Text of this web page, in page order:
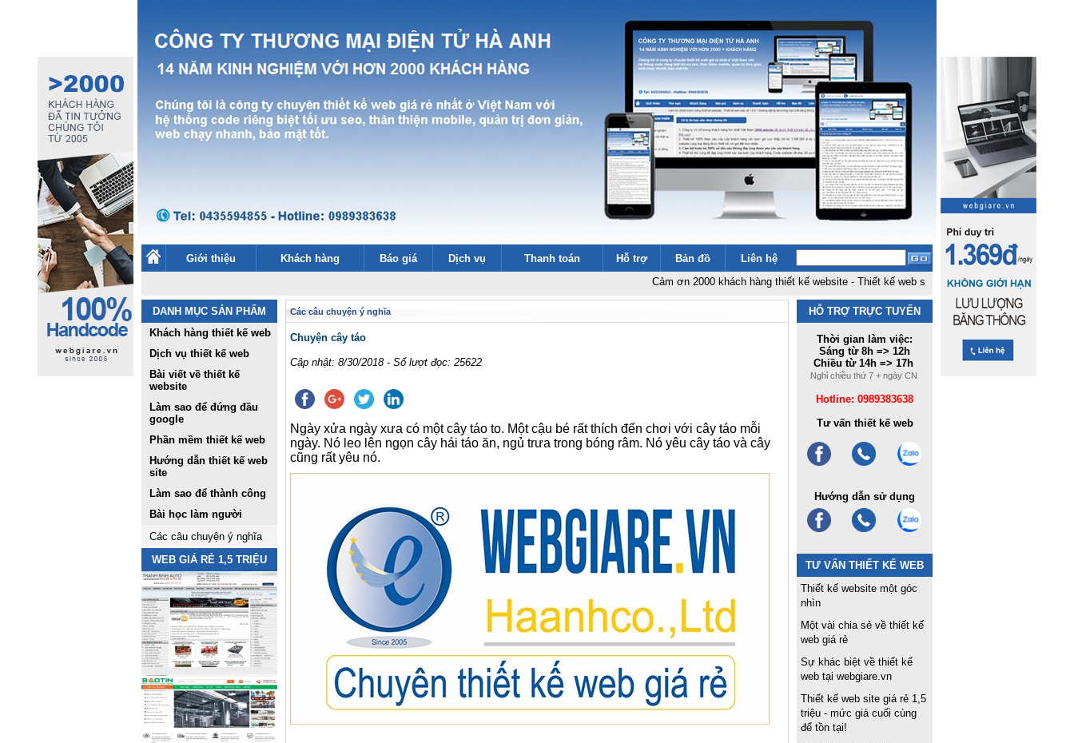
Giới thiệu Khách hàng Báo giá Dịch vụ Thanh toán Hỗ trợ Bản đồ
Liên hệ
Cảm ơn 2000 khách hàng thiết kế website-Thiết kế web siêu rẻ 1,5 tr Hosting đặt tại fpt không
DANH MỤC SẢN PHẨM
Khách hàng thiết kế web
Dịch vụ thiết kế web
Bài viết về thiết kế
website
Làm sao để đứng đầu
google
Phần mềm thiết kế web
Hướng dẫn thiết kế web
site
Làm sao để thành công
Bài học làm người
Các câu chuyện ý nghĩa
WEB GIÁ RẺ 1,5 TRIỆU
Các câu chuyện ý nghĩa
Chuyện cây táo
Cập nhật: 8/30/2018 - Số lượt đọc: 25622
Ngày xửa ngày xưa có một cây táo to. Một cậu bé rất thích đến chơi với cây táo mỗi
ngày. Nó leo lên ngọn cây hái táo ăn, ngủ trưa trong bóng râm. Nó yêu cây táo và cây
cũng rất yêu nó.
HỖ TRỢ TRỰC TUYẾN
Thời gian làm việc:
Sáng từ 8h => 12h
Chiều từ 14h => 17h
Nghỉ chiều thứ 7 + ngày CN
Hotline: 0989383638
Tư vấn thiết kế web
Hướng dẫn sử dụng
TƯ VẤN THIẾT KẾ WEB
Thiết kế website một góc
nhìn
Một vài chia sẻ về thiết kế
web giá rẻ
Sự khác biệt về thiết kế
web tại webgiare.vn
Thiết kế web site giá rẻ 1,5
triệu - mức giá cuối cùng
để tồn tại!